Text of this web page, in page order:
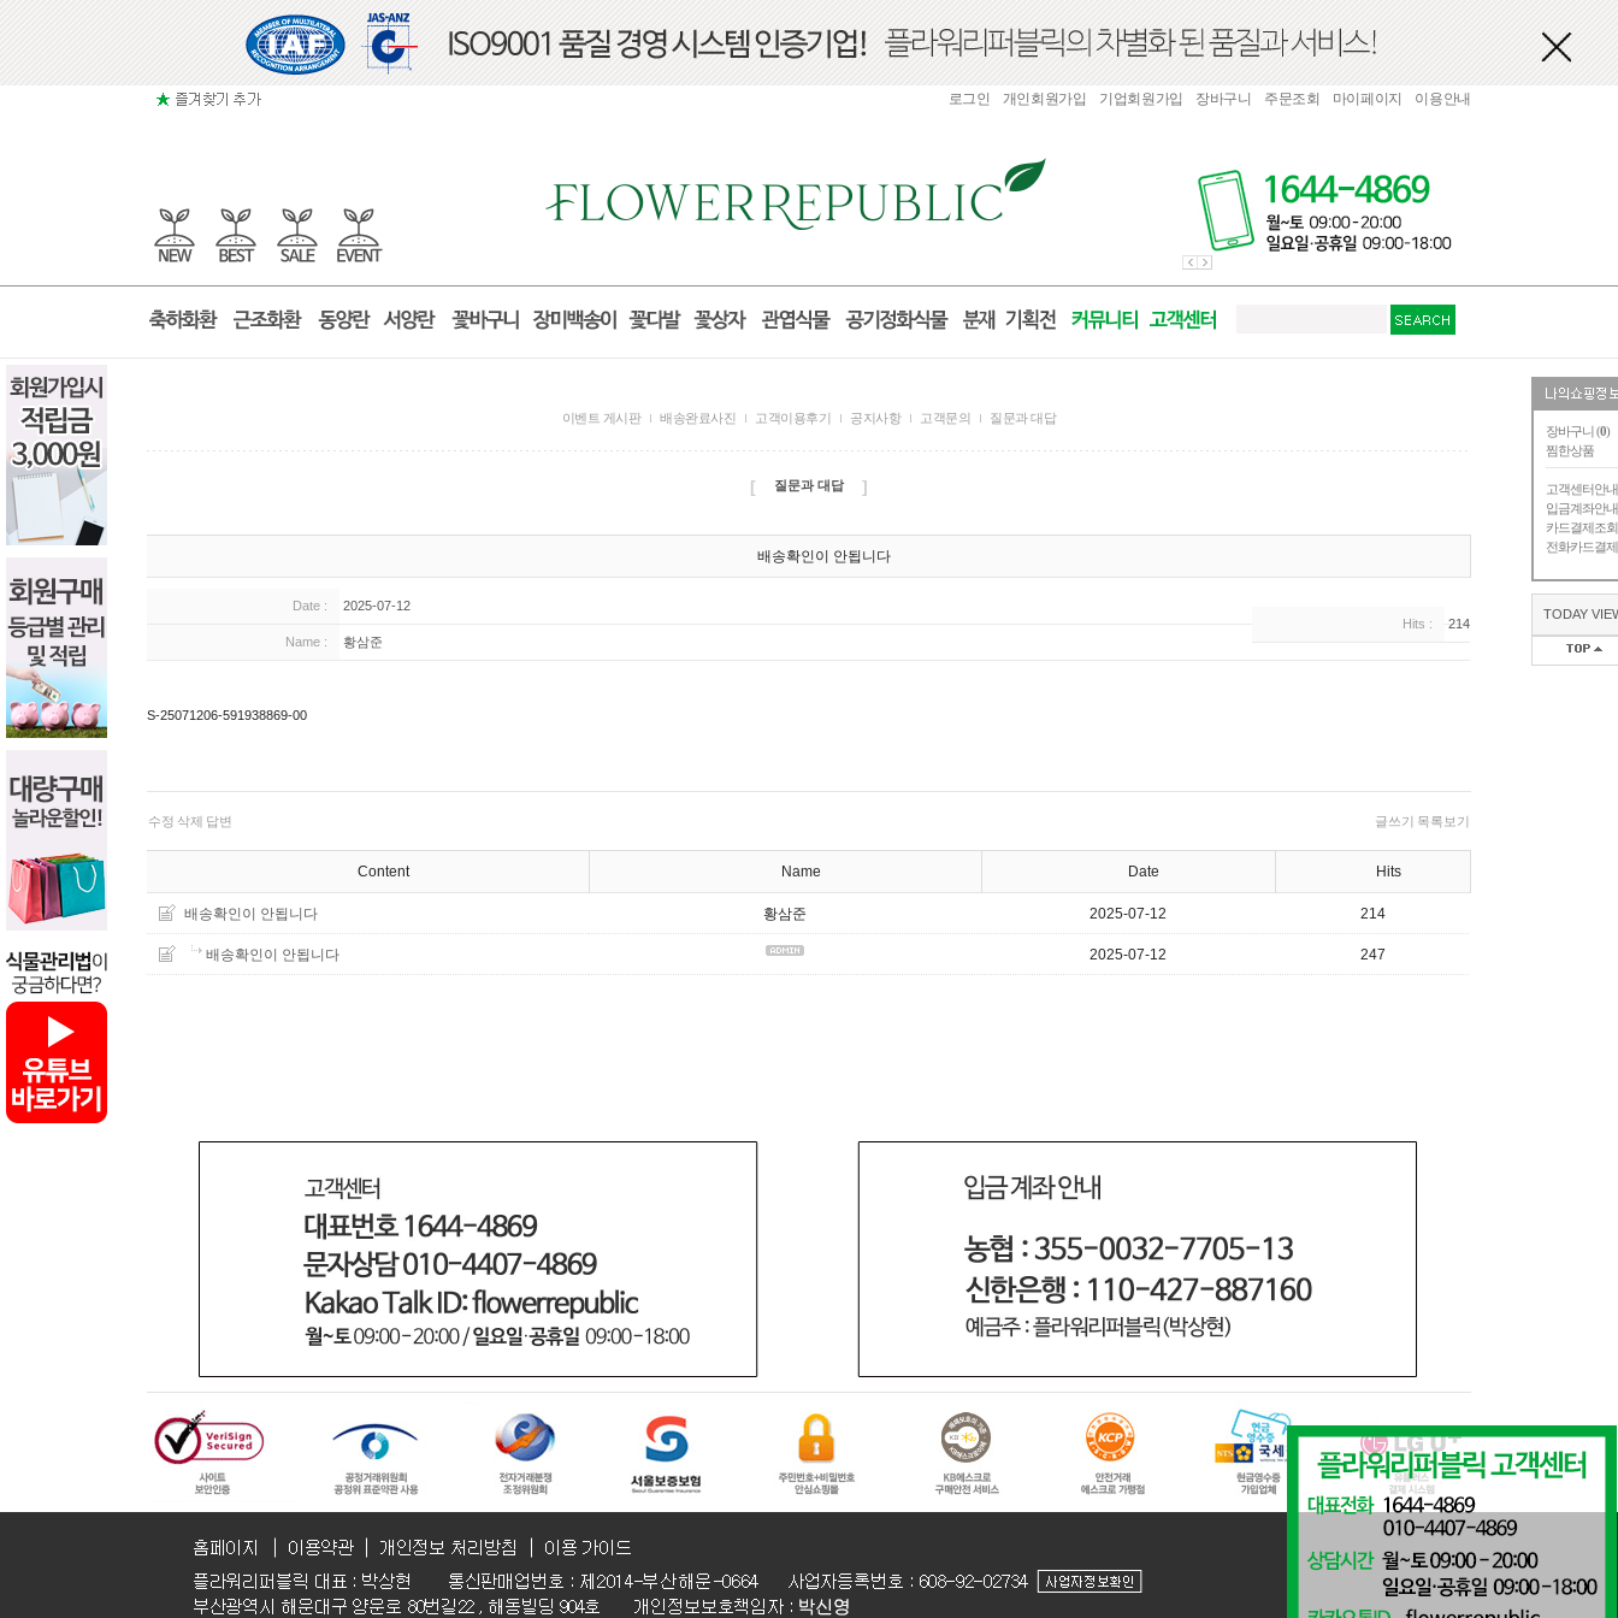
장바구니 (0)
찜한상품
고객센터안내
입금계좌안내
카드결제조회
전화카드결제
TODAY
로그인 개인회원가입 기업회원가입 장바구니 주문조회 마이페이지 이용안내
이벤트 게시판 배송완료사진 고객이용후기 공지사항 고객문의 질문과 대답
[ 질문과 대답 ]
배송확인이 안됩니다
Date : 2025-07-12
Name : 황삼준
Hits : 214
S-25071206-591938869-00
수정 삭제 답변 글쓰기 목록보기
Content Name Date Hits
배송확인이 안됩니다 황삼준 2025-07-12 214
배송확인이 안됩니다 2025-07-12 247